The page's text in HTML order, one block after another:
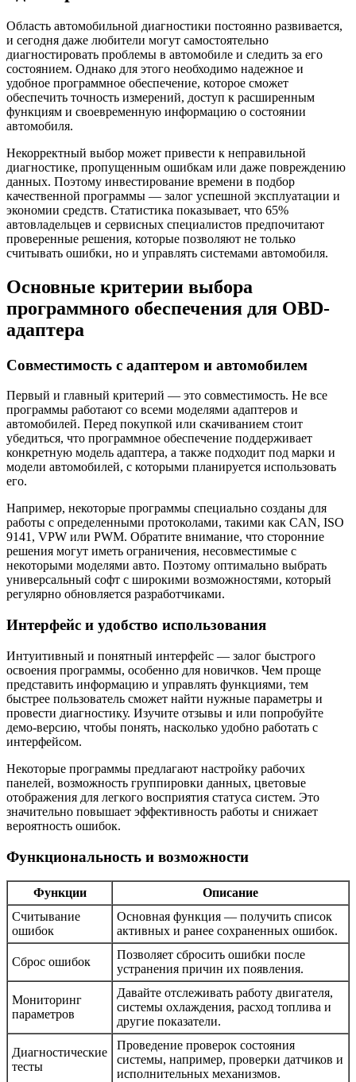
Область автомобильной диагностики постоянно развивается,
и сегодня даже любители могут самостоятельно
диагностировать проблемы в автомобиле и следить за его
состоянием. Однако для этого необходимо надежное и
удобное программное обеспечение, которое сможет
обеспечить точность измерений, доступ к расширенным
функциям и своевременную информацию о состоянии
автомобиля.
Некорректный выбор может привести к неправильной
диагностике, пропущенным ошибкам или даже повреждению
данных. Поэтому инвестирование времени в подбор
качественной программы — залог успешной эксплуатации и
экономии средств. Статистика показывает, что 65%
автовладельцев и сервисных специалистов предпочитают
проверенные решения, которые позволяют не только
считывать ошибки, но и управлять системами автомобиля.
Основные критерии выбора
программного обеспечения для OBD-
адаптера
Совместимость с адаптером и автомобилем
Первый и главный критерий — это совместимость. Не все
программы работают со всеми моделями адаптеров и
автомобилей. Перед покупкой или скачиванием стоит
убедиться, что программное обеспечение поддерживает
конкретную модель адаптера, а также подходит под марки и
модели автомобилей, с которыми планируется использовать
его.
Например, некоторые программы специально созданы для
работы с определенными протоколами, такими как CAN, ISO
9141, VPW или PWM. Обратите внимание, что сторонние
решения могут иметь ограничения, несовместимые с
некоторыми моделями авто. Поэтому оптимально выбрать
универсальный софт с широкими возможностями, который
регулярно обновляется разработчиками.
Интерфейс и удобство использования
Интуитивный и понятный интерфейс — залог быстрого
освоения программы, особенно для новичков. Чем проще
представить информацию и управлять функциями, тем
быстрее пользователь сможет найти нужные параметры и
провести диагностику. Изучите отзывы и или попробуйте
демо-версию, чтобы понять, насколько удобно работать с
интерфейсом.
Некоторые программы предлагают настройку рабочих
панелей, возможность группировки данных, цветовые
отображения для легкого восприятия статуса систем. Это
значительно повышает эффективность работы и снижает
вероятность ошибок.
Функциональность и возможности
Функции
Описание
Считывание
ошибок
Основная функция — получить список
активных и ранее сохраненных ошибок.
Сброс ошибок
Позволяет сбросить ошибки после
устранения причин их появления.
Мониторинг
параметров
Давайте отслеживать работу двигателя,
системы охлаждения, расход топлива и
другие показатели.
Диагностические
тесты
Проведение проверок состояния
системы, например, проверки датчиков и
исполнительных механизмов.